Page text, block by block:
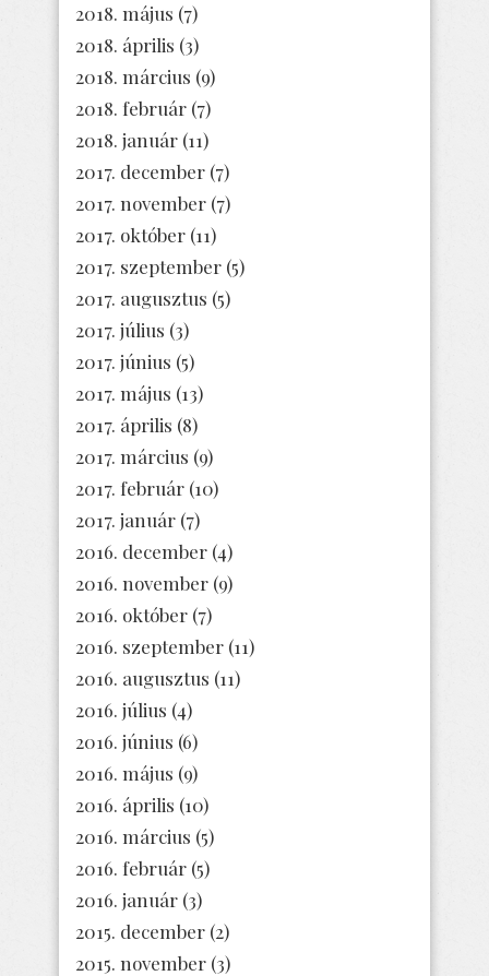
2018. május (7)
2018. április (3)
2018. március (9)
2018. február (7)
2018. január (11)
2017. december (7)
2017. november (7)
2017. október (11)
2017. szeptember (5)
2017. augusztus (5)
2017. július (3)
2017. június (5)
2017. május (13)
2017. április (8)
2017. március (9)
2017. február (10)
2017. január (7)
2016. december (4)
2016. november (9)
2016. október (7)
2016. szeptember (11)
2016. augusztus (11)
2016. július (4)
2016. június (6)
2016. május (9)
2016. április (10)
2016. március (5)
2016. február (5)
2016. január (3)
2015. december (2)
2015. november (3)